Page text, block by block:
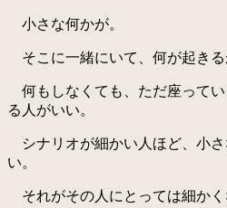
小さな何かが。
そこに一緒にいて、何が起きる
何もしなくても、ただ座って
る人がいい。
シナリオが細かい人ほど、小さ
い。
それがその人にとっては細かく